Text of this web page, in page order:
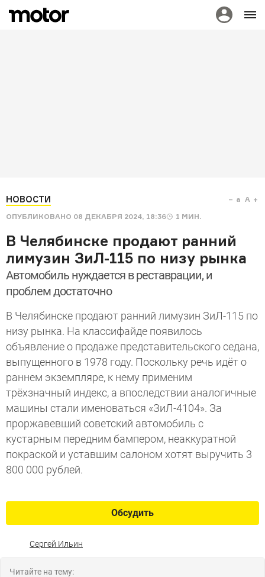
НОВОСТИ
ОПУБЛИКОВАНО 08 ДЕКАБРЯ 2024, 18:36 1 МИН.
a A
В Челябинске продают ранний
лимузин ЗиЛ-115 по низу рынка
Автомобиль нуждается в реставрации, и
проблем достаточно
В Челябинске продают ранний лимузин ЗиЛ-115 по
низу рынка. На классифайде появилось
объявление о продаже представительского седана,
выпущенного в 1978 году. Поскольку речь идёт о
раннем экземпляре, к нему применим
трёхзначный индекс, а впоследствии аналогичные
машины стали именоваться «ЗиЛ-4104». За
проржавевший советский автомобиль с
кустарным передним бампером, неаккуратной
покраской и уставшим салоном хотят выручить 3
800 000 рублей.
Обсудить
Сергей Ильин
Читайте на тему: